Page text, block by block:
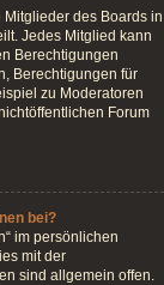
des Boards in
Jedes Mitglied kann
Berechtigungen
Berechtigungen für
zu Moderatoren
Forum
bei?
im persönlichen
mit der
sind allgemein offen.